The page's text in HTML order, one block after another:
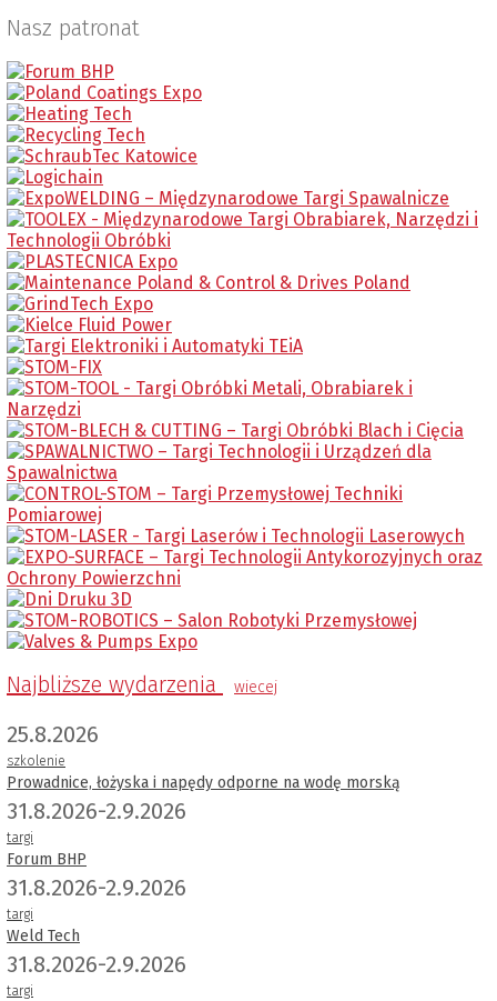
Nasz patronat
Najbliższe wydarzenia wiecej
25.8.2026
szkolenie
Prowadnice, łożyska i napędy odporne na wodę morską
31.8.2026-2.9.2026
targi
Forum BHP
31.8.2026-2.9.2026
targi
Weld Tech
31.8.2026-2.9.2026
targi